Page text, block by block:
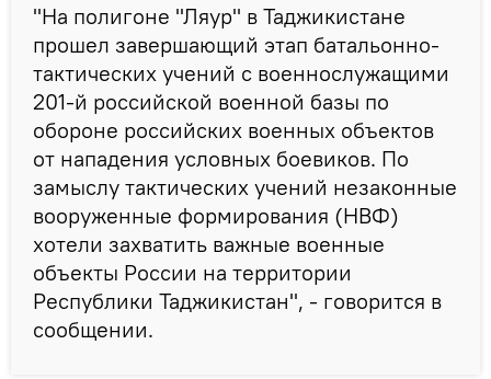
"На полигоне "Ляур" в Таджикистане
прошел завершающий этап батальонно-
тактических учений с военнослужащими
201-й российской военной базы по
обороне российских военных объектов
от нападения условных боевиков. По
замыслу тактических учений незаконные
вооруженные формирования (НВФ)
хотели захватить важные военные
объекты России на территории
Республики Таджикистан", - говорится в
сообщении.